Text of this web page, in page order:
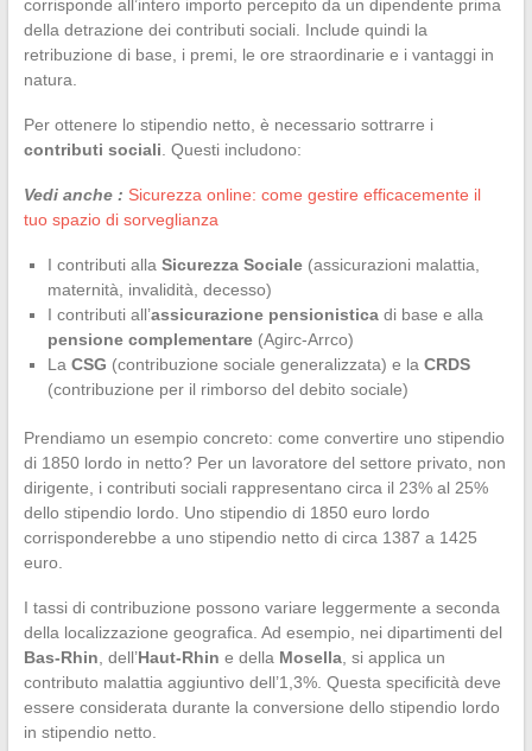
corrisponde all’intero importo percepito da un dipendente prima
della detrazione dei contributi sociali. Include quindi la
retribuzione di base, i premi, le ore straordinarie e i vantaggi in
natura.
Per ottenere lo stipendio netto, è necessario sottrarre i
contributi sociali . Questi includono:
Vedi anche : Sicurezza online: come gestire efficacemente il
tuo spazio di sorveglianza
I contributi alla Sicurezza Sociale(assicurazioni malattia,
maternità, invalidità, decesso)
I contributi all’assicurazione pensionisticadi base e alla
pensione complementare(Agirc-Arrco)
La CSG (contribuzione sociale generalizzata) e la CRDS
(contribuzione per il rimborso del debito sociale)
Prendiamo un esempio concreto: come convertire uno stipendio
di 1850 lordo in netto? Per un lavoratore del settore privato, non
dirigente, i contributi sociali rappresentano circa il 23% al 25%
dello stipendio lordo. Uno stipendio di 1850 euro lordo
corrisponderebbe a uno stipendio netto di circa 1387 a 1425
euro.
I tassi di contribuzione possono variare leggermente a seconda
della localizzazione geografica. Ad esempio, nei dipartimenti del
Bas-Rhin , dell’Haut-Rhin e della Mosella, si applica un
contributo malattia aggiuntivo dell’1,3%. Questa specificità deve
essere considerata durante la conversione dello stipendio lordo
in stipendio netto.